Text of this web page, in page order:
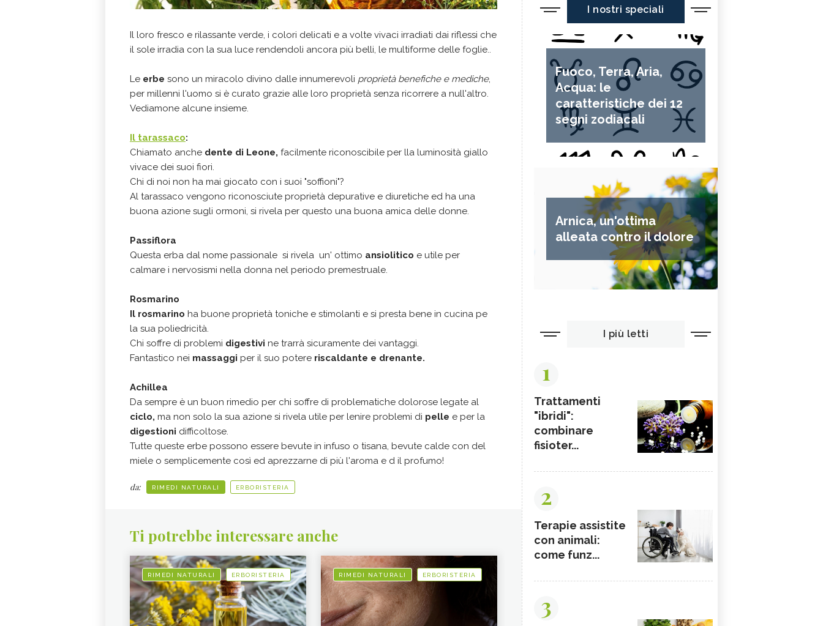
Il loro fresco e rilassante verde, i colori delicati e a volte vivaci irradiati dai riflessi che
il sole irradia con la sua luce rendendoli ancora più belli, le multiforme delle foglie..
Le erbe sono un miracolo divino dalle innumerevoli proprietà benefiche e mediche,
per millenni l'uomo si è curato grazie alle loro proprietà senza ricorrere a null'altro.
Vediamone alcune insieme.
Il tarassaco:
Chiamato anche dente di Leone, facilmente riconoscibile per lla luminosità giallo
vivace dei suoi fiori.
Chi di noi non ha mai giocato con i suoi "soffioni"?
Al tarassaco vengono riconosciute proprietà depurative e diuretiche ed ha una
buona azione sugli ormoni, si rivela per questo una buona amica delle donne.
Passiflora
Questa erba dal nome passionale si rivela un' ottimo ansiolitico e utile per
calmare i nervosismi nella donna nel periodo premestruale.
Rosmarino
Il rosmarino ha buone proprietà toniche e stimolanti e si presta bene in cucina pe
la sua poliedricità.
Chi soffre di problemi digestivi ne trarrà sicuramente dei vantaggi.
Fantastico nei massaggi per il suo potere riscaldante e drenante.
Achillea
Da sempre è un buon rimedio per chi soffre di problematiche dolorose legate al
ciclo, ma non solo la sua azione si rivela utile per lenire problemi di pelle e per la
digestioni difficoltose.
Tutte queste erbe possono essere bevute in infuso o tisana, bevute calde con del
miele o semplicemente così ed aprezzarne di più l'aroma e d il profumo!
da: RIMEDI NATURALI ERBORISTERIA
Ti potrebbe interessare anche
RIMEDI NATURALI ERBORISTERIA RIMEDI NATURALI ERBORISTERIA
I nostri speciali
Fuoco, Terra, Aria,
Acqua: le
caratteristiche dei 12
segni zodiacali
Arnica, un'ottima
alleata contro il dolore
I più letti
1
Trattamenti
"ibridi":
combinare
fisioter...
2
Terapie assistite
con animali:
come funz...
3